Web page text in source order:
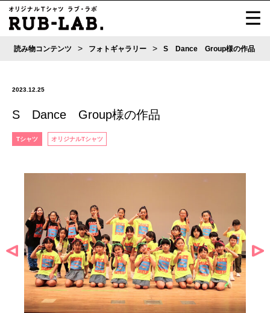
読み物コンテンツ > フォトギャラリー > S Dance Group様の作品
2023.12.25
S Dance Group様の作品
Tシャツ オリジナルTシャツ